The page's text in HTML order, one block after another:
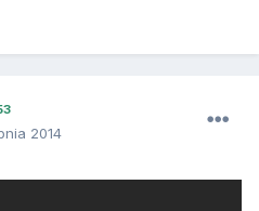
2014